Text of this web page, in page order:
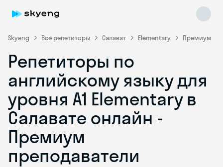
Skyeng Все репетиторы Салават Elementary Премиум
Репетиторы по
английскому языку для
уровня A1 Elementary в
Салавате онлайн -
Премиум
преподаватели
online